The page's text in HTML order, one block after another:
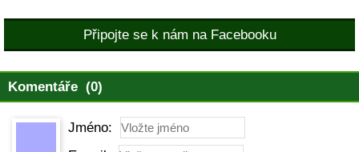
Připojte se k nám na Facebooku
Komentáře (0)
Jméno: